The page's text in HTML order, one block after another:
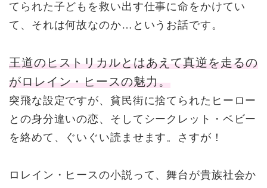
てられた子どもを救い出す仕事に命をかけてい
て、それは何故なのか…というお話です。
王道のヒストリカルとはあえて真逆を走るの
がロレイン・ヒースの魅力。
突飛な設定ですが、貧民街に捨てられたヒーロー
との身分違いの恋、そしてシークレット・ベビー
を絡めて、ぐいぐい読ませます。さすが！
ロレイン・ヒースの小説って、舞台が貴族社会か